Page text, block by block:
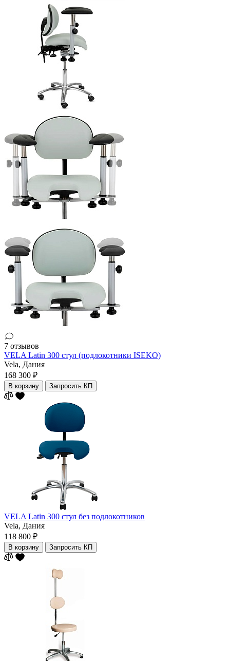
7 отзывов
VELA Latin 300 стул (подлокотники ISEKO)
Vela, Дания
168 300 ₽
В корзину Запросить КП
VELA Latin 300 стул без подлокотников
Vela, Дания
118 800 ₽
В корзину Запросить КП